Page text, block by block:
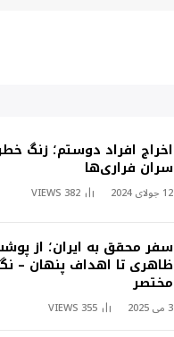
اخراج افراد دوستم؛ زنگ
سران فراری‌ها
12 جولای 2024 382
VIEWS
سفر محقق به ایران؛ از
ظاهری تا اهداف پنهان –
مختصر
3 می 2025 355
VIEWS